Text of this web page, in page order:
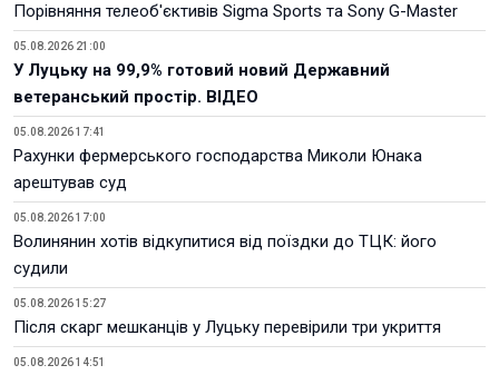
Порівняння телеоб'єктивів Sigma Sports та Sony G-Master
05.08.2026 21:00
У Луцьку на 99,9% готовий новий Державний
ветеранський простір. ВІДЕО
05.08.2026 17:41
Рахунки фермерського господарства Миколи Юнака
арештував суд
05.08.2026 17:00
Волинянин хотів відкупитися від поїздки до ТЦК: його
судили
05.08.2026 15:27
Після скарг мешканців у Луцьку перевірили три укриття
05.08.2026 14:51